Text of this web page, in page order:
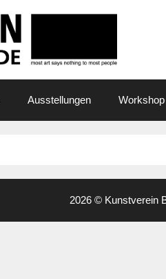
Ausstellungen Workshop
2026 © Kunstverein